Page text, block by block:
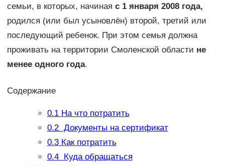
семьи, в которых, начиная с 1 января 2008 года,
родился (или был усыновлён) второй, третий или
последующий ребенок. При этом семья должна
проживать на территории Смоленской области не
менее одного года.
Содержание
0.1На что потратить
0.2Документы на сертификат
0.3Как потратить
0.4Куда обращаться